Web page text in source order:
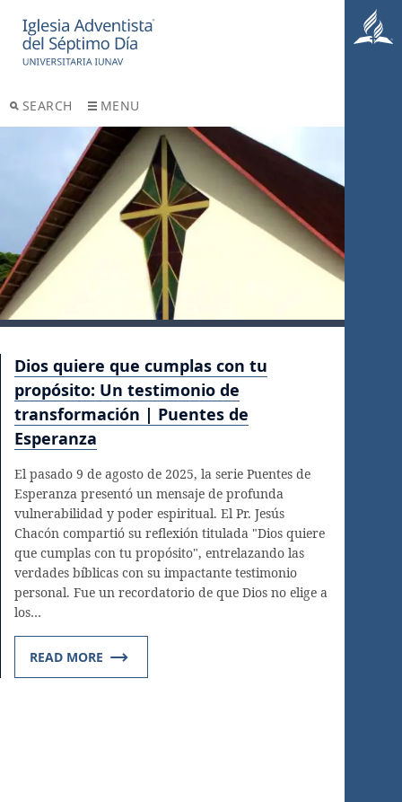
SEARCH MENU
Dios quiere que cumplas con tu
propósito: Un testimonio de
transformación | Puentes de
Esperanza
El pasado 9 de agosto de 2025, la serie Puentes de
Esperanza presentó un mensaje de profunda
vulnerabilidad y poder espiritual. El Pr. Jesús
Chacón compartió su reflexión titulada "Dios quiere
que cumplas con tu propósito", entrelazando las
verdades bíblicas con su impactante testimonio
personal. Fue un recordatorio de que Dios no elige a
los…
READ MORE